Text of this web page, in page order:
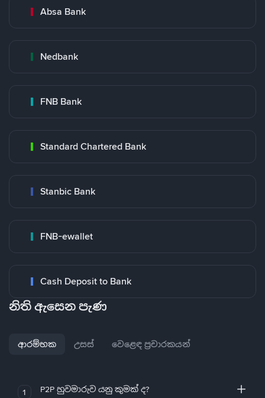
Absa Bank
Nedbank
FNB Bank
Standard Chartered Bank
Stanbic Bank
FNB-ewallet
Cash Deposit to Bank
නිති ඇසෙන පැණ
ආරම්භක උසස් වෙළෙඳ ප්‍රචාරකයන්
1 P2P හුවමාරුව යනු කුමක් ද?